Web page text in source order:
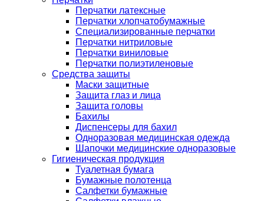
Перчатки латексные
Перчатки хлопчатобумажные
Специализированные перчатки
Перчатки нитриловые
Перчатки виниловые
Перчатки полиэтиленовые
Средства защиты
Маски защитные
Защита глаз и лица
Защита головы
Бахилы
Диспенсеры для бахил
Одноразовая медицинская одежда
Шапочки медицинские одноразовые
Гигиеническая продукция
Туалетная бумага
Бумажные полотенца
Салфетки бумажные